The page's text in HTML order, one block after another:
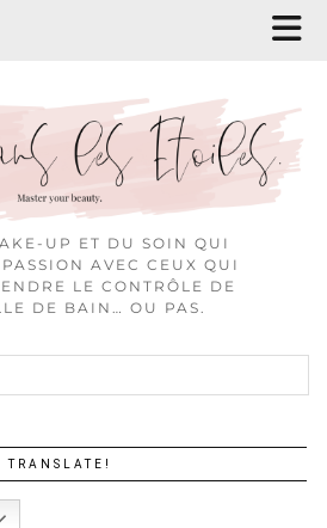
UP ET DU SOIN QUI
AVEC CEUX QUI
LE CONTRÔLE DE
DE BAIN… OU PAS.
TRANSLATE!